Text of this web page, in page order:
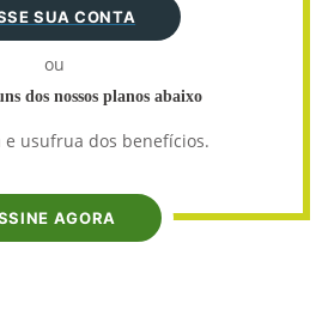
SUA CONTA
ou
dos nossos planos abaixo
e usufrua dos benefícios.
AGORA